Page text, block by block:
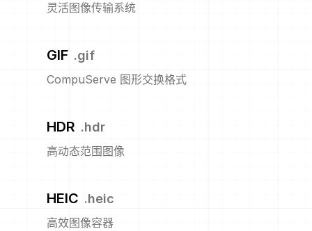
灵活图像传输系统
GIF .gif
CompuServe 图形交换格式
HDR .hdr
高动态范围图像
HEIC .heic
高效图像容器